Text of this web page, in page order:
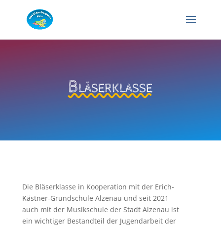
Bläserklasse
Die Bläserklasse in Kooperation mit der Erich-
Kästner-Grundschule Alzenau und seit 2021
auch mit der Musikschule der Stadt Alzenau ist
ein wichtiger Bestandteil der Jugendarbeit der